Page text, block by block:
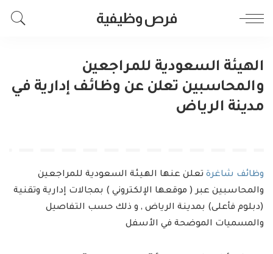
فرص وظيفية
الهيئة السعودية للمراجعين
والمحاسبين تعلن عن وظائف إدارية في
مدينة الرياض
وظائف شاغرة تعلن عنها الهيئة السعودية للمراجعين
والمحاسبين عبر ( موقعها الإلكتروني ) بمجالات إدارية وتقنية
(دبلوم فأعلى) بمدينة الرياض , و ذلك حسب التفاصيل
والمسميات الموضحة في الأسفل